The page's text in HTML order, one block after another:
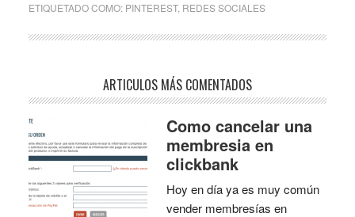
ETIQUETADO COMO: PINTEREST, REDES SOCIALES
ARTICULOS MÁS COMENTADOS
Como cancelar una
membresia en
clickbank
Hoy en día ya es muy común
vender membresías en